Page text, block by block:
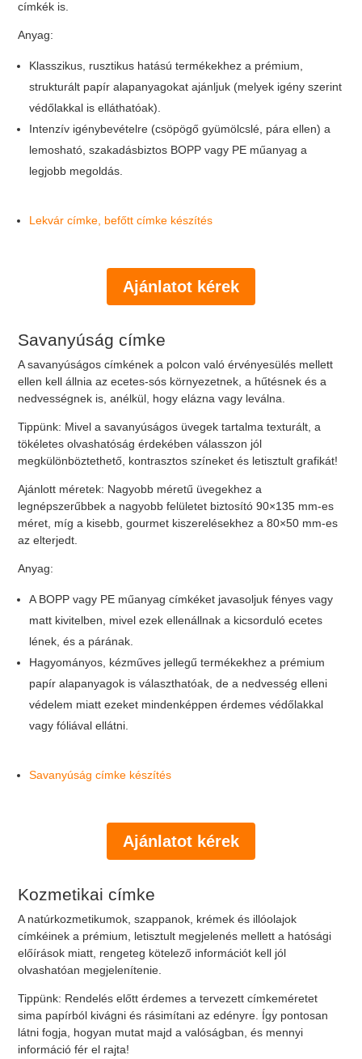
címkék is.
Anyag:
Klasszikus, rusztikus hatású termékekhez a prémium,
strukturált papír alapanyagokat ajánljuk (melyek igény szerint
védőlakkal is elláthatóak).
Intenzív igénybevételre (csöpögő gyümölcslé, pára ellen) a
lemosható, szakadásbiztos BOPP vagy PE műanyag a
legjobb megoldás.
Lekvár címke, befőtt címke készítés
Ajánlatot kérek
Savanyúság címke
A savanyúságos címkének a polcon való érvényesülés mellett
ellen kell állnia az ecetes-sós környezetnek, a hűtésnek és a
nedvességnek is, anélkül, hogy elázna vagy leválna.
Tippünk: Mivel a savanyúságos üvegek tartalma texturált, a
tökéletes olvashatóság érdekében válasszon jól
megkülönböztethető, kontrasztos színeket és letisztult grafikát!
Ajánlott méretek: Nagyobb méretű üvegekhez a
legnépszerűbbek a nagyobb felületet biztosító 90×135 mm-es
méret, míg a kisebb, gourmet kiszerelésekhez a 80×50 mm-es
az elterjedt.
Anyag:
A BOPP vagy PE műanyag címkéket javasoljuk fényes vagy
matt kivitelben, mivel ezek ellenállnak a kicsorduló ecetes
lének, és a párának.
Hagyományos, kézműves jellegű termékekhez a prémium
papír alapanyagok is választhatóak, de a nedvesség elleni
védelem miatt ezeket mindenképpen érdemes védőlakkal
vagy fóliával ellátni.
Savanyúság címke készítés
Ajánlatot kérek
Kozmetikai címke
A natúrkozmetikumok, szappanok, krémek és illóolajok
címkéinek a prémium, letisztult megjelenés mellett a hatósági
előírások miatt, rengeteg kötelező információt kell jól
olvashatóan megjelenítenie.
Tippünk: Rendelés előtt érdemes a tervezett címkeméretet
sima papírból kivágni és rásimítani az edényre. Így pontosan
látni fogja, hogyan mutat majd a valóságban, és mennyi
információ fér el rajta!